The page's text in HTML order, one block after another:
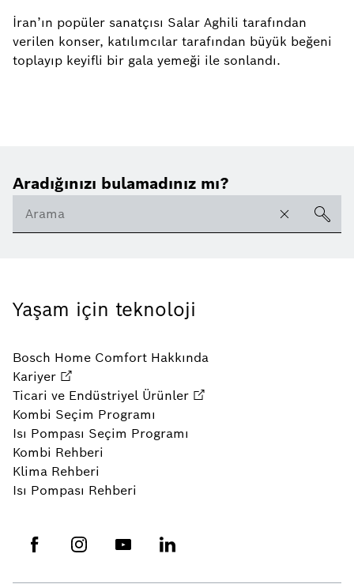
İran’ın popüler sanatçısı Salar Aghili tarafından
verilen konser, katılımcılar tarafından büyük beğeni
toplayıp keyifli bir gala yemeği ile sonlandı.
Aradığınızı bulamadınız mı?
Yaşam için teknoloji
Bosch Home Comfort Hakkında
Kariyer
Ticari ve Endüstriyel Ürünler
Kombi Seçim Programı
Isı Pompası Seçim Programı
Kombi Rehberi
Klima Rehberi
Isı Pompası Rehberi